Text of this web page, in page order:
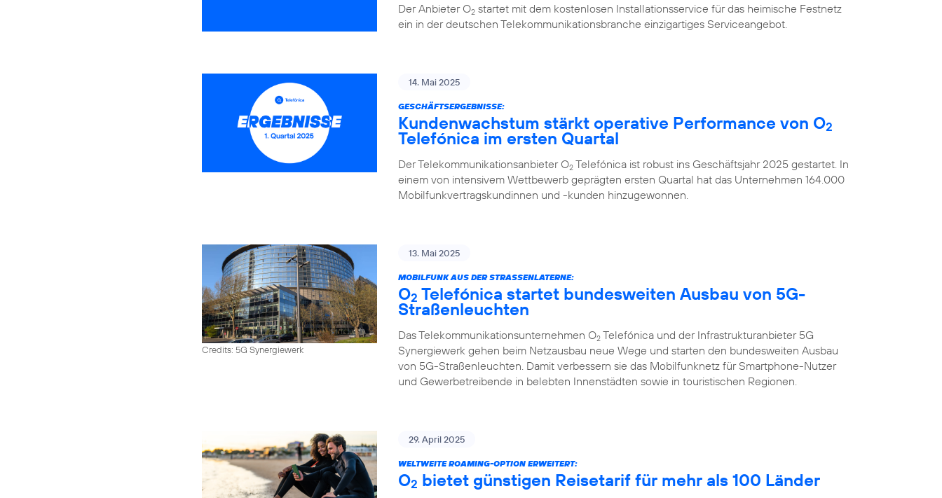
Der Anbieter O2 startet mit dem kostenlosen Installationsservice für das heimische Festnetz
ein in der deutschen Telekommunikationsbranche einzigartiges Serviceangebot.
14. Mai 2025
GESCHÄFTSERGEBNISSE:
Kundenwachstum stärkt operative Performance von O2
Telefónica im ersten Quartal
Der Telekommunikationsanbieter O2 Telefónica ist robust ins Geschäftsjahr 2025 gestartet. In
einem von intensivem Wettbewerb geprägten ersten Quartal hat das Unternehmen 164.000
Mobilfunkvertragskundinnen und -kunden hinzugewonnen.
Credits: 5G Synergiewerk
13. Mai 2025
MOBILFUNK AUS DER STRASSENLATERNE:
O2 Telefónica startet bundesweiten Ausbau von 5G-
Straßenleuchten
Das Telekommunikationsunternehmen O2 Telefónica und der Infrastrukturanbieter 5G
Synergiewerk gehen beim Netzausbau neue Wege und starten den bundesweiten Ausbau
von 5G-Straßenleuchten. Damit verbessern sie das Mobilfunknetz für Smartphone-Nutzer
und Gewerbetreibende in belebten Innenstädten sowie in touristischen Regionen.
29. April 2025
WELTWEITE ROAMING-OPTION ERWEITERT:
O2 bietet günstigen Reisetarif für mehr als 100 Länder